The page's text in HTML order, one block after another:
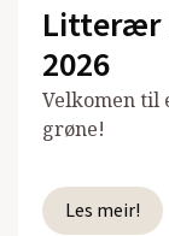
Litterær
2026
Velkomen til
grøne!
Les meir!